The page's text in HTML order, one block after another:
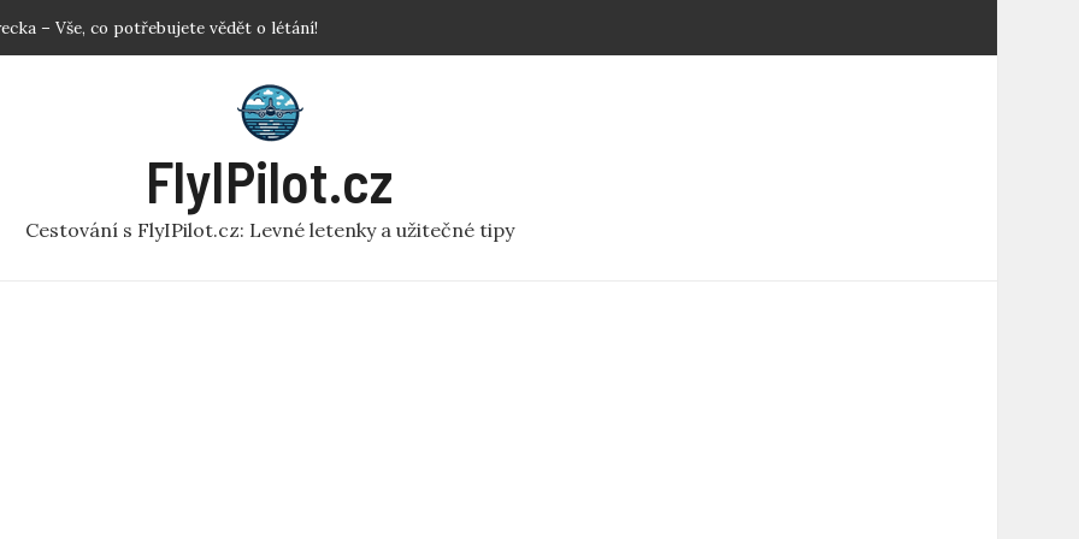
– Vše, co potřebujete vědět o létání!
Prozkoumejte svět z ptačí perspektivy
Užitečné rady pro pohodlné cestování!
letenky? Klíčové Tipy pro Nejlepší Ceny
Jak se rychle zbavit nepříjemnosti?
FlyIPilot.cz
Cestování s FlyIPilot.cz: Levné letenky a užitečné tipy